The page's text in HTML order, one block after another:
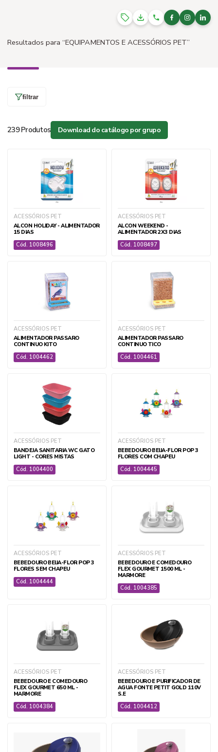
Resultados para “EQUIPAMENTOS E ACESSÓRIOS PET”
filtrar
239 Produtos Download do catálogo por grupo
ACESSÓRIOS PET
ALCON HOLIDAY - ALIMENTADOR
15 DIAS
Cód. 1008496
ACESSÓRIOS PET
ALCON WEEKEND -
ALIMENTADOR 2X3 DIAS
Cód. 1008497
ACESSÓRIOS PET
ALIMENTADOR PASSARO
CONTINUO KITO
Cód. 1004462
ACESSÓRIOS PET
ALIMENTADOR PASSARO
CONTINUO TICO
Cód. 1004461
ACESSÓRIOS PET
BANDEJA SANITARIA WC GATO
LIGHT - CORES MISTAS
Cód. 1004400
ACESSÓRIOS PET
BEBEDOURO BEIJA-FLOR POP 3
FLORES COM CHAPEU
Cód. 1004445
ACESSÓRIOS PET
BEBEDOURO BEIJA-FLOR POP 3
FLORES SEM CHAPEU
Cód. 1004444
ACESSÓRIOS PET
BEBEDOURO E COMEDOURO
FLEX GOURMET 1500 ML -
MARMORE
Cód. 1004385
ACESSÓRIOS PET
BEBEDOURO E COMEDOURO
FLEX GOURMET 650 ML -
MARMORE
Cód. 1004384
ACESSÓRIOS PET
BEBEDOURO E PURIFICADOR DE
AGUA FONTE PETIT GOLD 110V
S.E
Cód. 1004412